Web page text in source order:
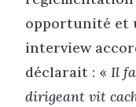
opportunité et
interview
déclarait : « Il
dirigeant vit